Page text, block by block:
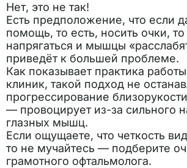
Нет, это не так!
Есть предположение, что если
помощь, то есть, носить очки,
напрягаться и мышцы
приведёт к большей проблеме.
Как показывает практика
клиник, такой подход не
прогрессирование
— провоцирует из-за сильного
глазных мышц.
Если ощущаете, что четкость
то не мучайтесь — подберите
грамотного офтальмолога.